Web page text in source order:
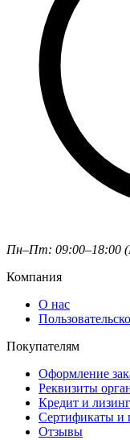
Пн–Пт: 09:00–18:00
Компания
О нас
Покупателям
Оформление
Реквизиты
Кредит и лизинг
Сертификаты и
Отзывы